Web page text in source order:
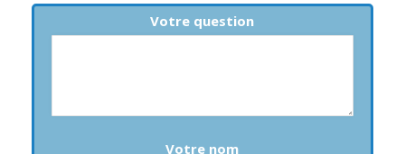
Votre question
Votre nom